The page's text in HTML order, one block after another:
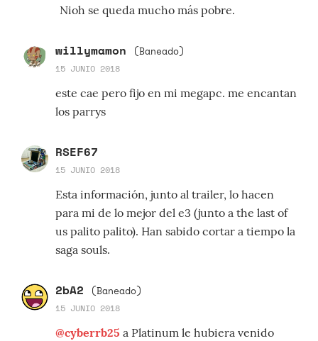
Nioh se queda mucho más pobre.
willymamon (Baneado)
15 JUNIO 2018
este cae pero fijo en mi megapc. me encantan
los parrys
RSEF67
15 JUNIO 2018
Esta información, junto al trailer, lo hacen
para mi de lo mejor del e3 (junto a the last of
us palito palito). Han sabido cortar a tiempo la
saga souls.
2bA2 (Baneado)
15 JUNIO 2018
@cyberrb25 a Platinum le hubiera venido